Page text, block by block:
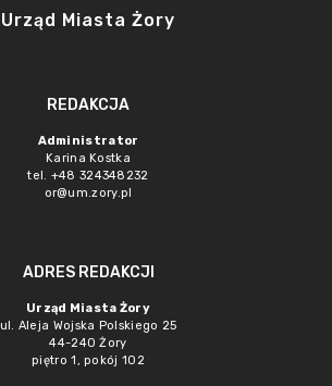
Urząd Miasta Żory
REDAKCJA
Administrator
Karina Kostka
tel. +48 324348232
or@um.zory.pl
ADRES REDAKCJI
Urząd Miasta Żory
ul. Aleja Wojska Polskiego 25
44-240 Żory
piętro 1, pokój 102